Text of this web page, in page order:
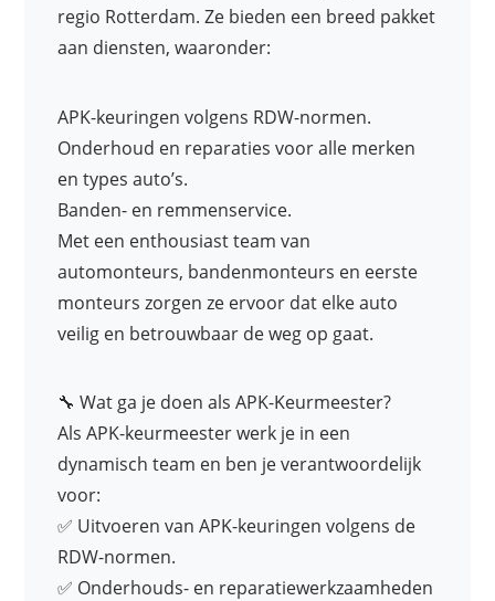
regio Rotterdam. Ze bieden een breed pakket
aan diensten, waaronder:
APK-keuringen volgens RDW-normen.
Onderhoud en reparaties voor alle merken
en types auto’s.
Banden- en remmenservice.
Met een enthousiast team van
automonteurs, bandenmonteurs en eerste
monteurs zorgen ze ervoor dat elke auto
veilig en betrouwbaar de weg op gaat.
🔧 Wat ga je doen als APK-Keurmeester?
Als APK-keurmeester werk je in een
dynamisch team en ben je verantwoordelijk
voor:
✅ Uitvoeren van APK-keuringen volgens de
RDW-normen.
✅ Onderhouds- en reparatiewerkzaamheden